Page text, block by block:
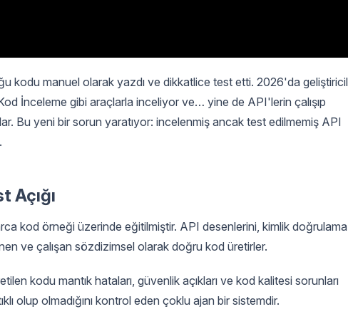
kodu manuel olarak yazdı ve dikkatlice test etti. 2026'da
İnceleme gibi araçlarla inceliyor ve… yine de API'lerin çalışıp
Bu yeni bir sorun yaratıyor: incelenmiş ancak test edilmemiş API
Açığı
kod örneği üzerinde eğitilmiştir. API desenlerini, kimlik doğrulama
ve çalışan sözdizimsel olarak doğru kod üretirler.
kodu mantık hataları, güvenlik açıkları ve kod kalitesi sorunları
olup olmadığını kontrol eden çoklu ajan bir sistemdir.